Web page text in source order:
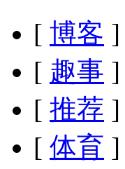
[ 博客 ]
[ 趣事 ]
[ 推荐 ]
[ 体育 ]